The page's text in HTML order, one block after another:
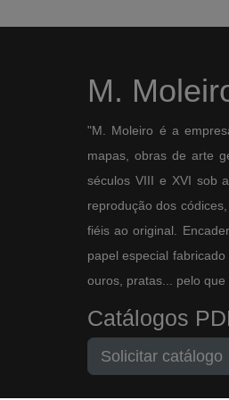
M.
"M. Moleiro é a
mapas, obras de arte
séculos VIII e XVI sob
reprodução dos
fiéis ao original.
papel especial
ouros, pratas... pelo
Catálogos
Solicitar catálogo